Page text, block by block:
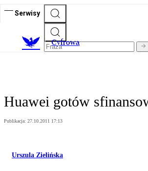
Serwisy
Cyfrowa
Huawei gotów
Publikacja: 27.10.2011 17:13
Urszula Zielińska